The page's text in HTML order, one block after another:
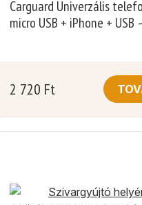
Carguard Univerzális
micro USB + iPhone + USB
2 720 Ft